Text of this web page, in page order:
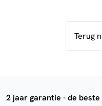
Terug
2 jaar garantie - de